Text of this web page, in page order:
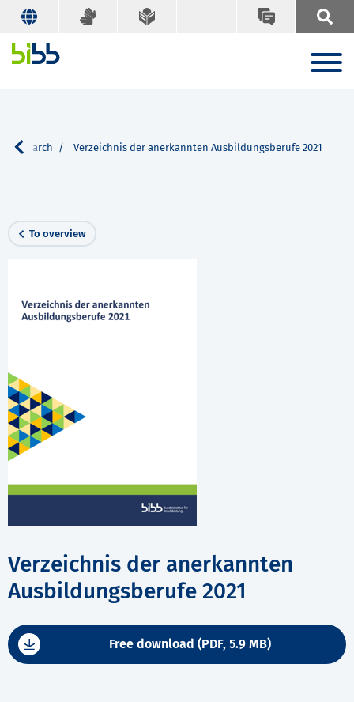
Search Verzeichnis der anerkannten Ausbildungsberufe 2021
To overview
Verzeichnis der anerkannten
Ausbildungsberufe 2021
Free download (PDF, 5.9 MB)